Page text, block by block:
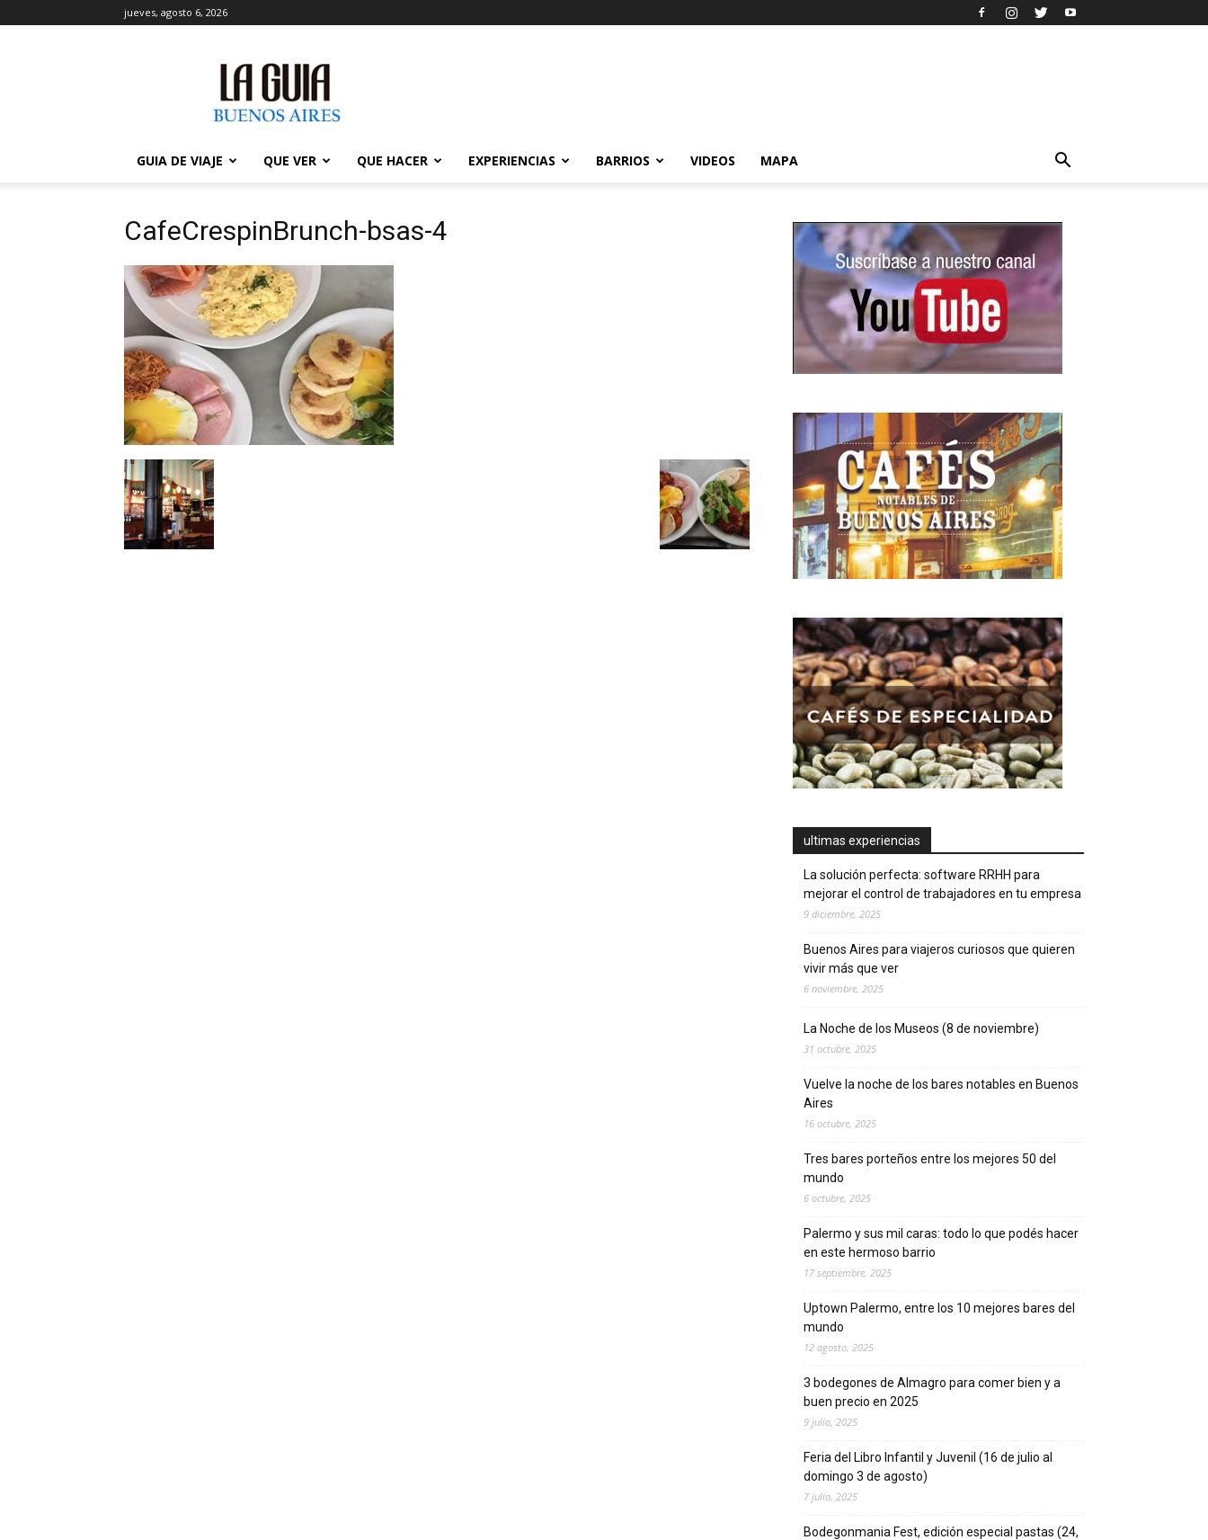
jueves, agosto 6, 2026
Guía
de
Buenos
GUIA DE VIAJE
QUE VER QUE HACER EXPERIENCIAS BARRIOS VIDEOS MAPA
CafeCrespinBrunch-bsas-4
ultimas experiencias
La solución perfecta: software RRHH para
mejorar el control de trabajadores en tu empresa
9 diciembre, 2025
Buenos Aires para viajeros curiosos que quieren
vivir más que ver
6 noviembre, 2025
La Noche de los Museos (8 de noviembre)
31 octubre, 2025
Vuelve la noche de los bares notables en Buenos
Aires
16 octubre, 2025
Tres bares porteños entre los mejores 50 del
mundo
6 octubre, 2025
Palermo y sus mil caras: todo lo que podés hacer
en este hermoso barrio
17 septiembre, 2025
Uptown Palermo, entre los 10 mejores bares del
mundo
12 agosto, 2025
3 bodegones de Almagro para comer bien y a
buen precio en 2025
9 julio, 2025
Feria del Libro Infantil y Juvenil (16 de julio al
domingo 3 de agosto)
7 julio, 2025
Bodegonmania Fest, edición especial pastas (24,